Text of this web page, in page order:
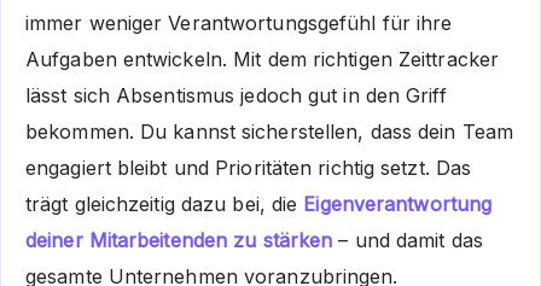
immer weniger Verantwortungsgefühl für ihre
Aufgaben entwickeln. Mit dem richtigen Zeittracker
lässt sich Absentismus jedoch gut in den Griff
bekommen. Du kannst sicherstellen, dass dein Team
engagiert bleibt und Prioritäten richtig setzt. Das
trägt gleichzeitig dazu bei, die Eigenverantwortung
deiner Mitarbeitenden zu stärken – und damit das
gesamte Unternehmen voranzubringen.